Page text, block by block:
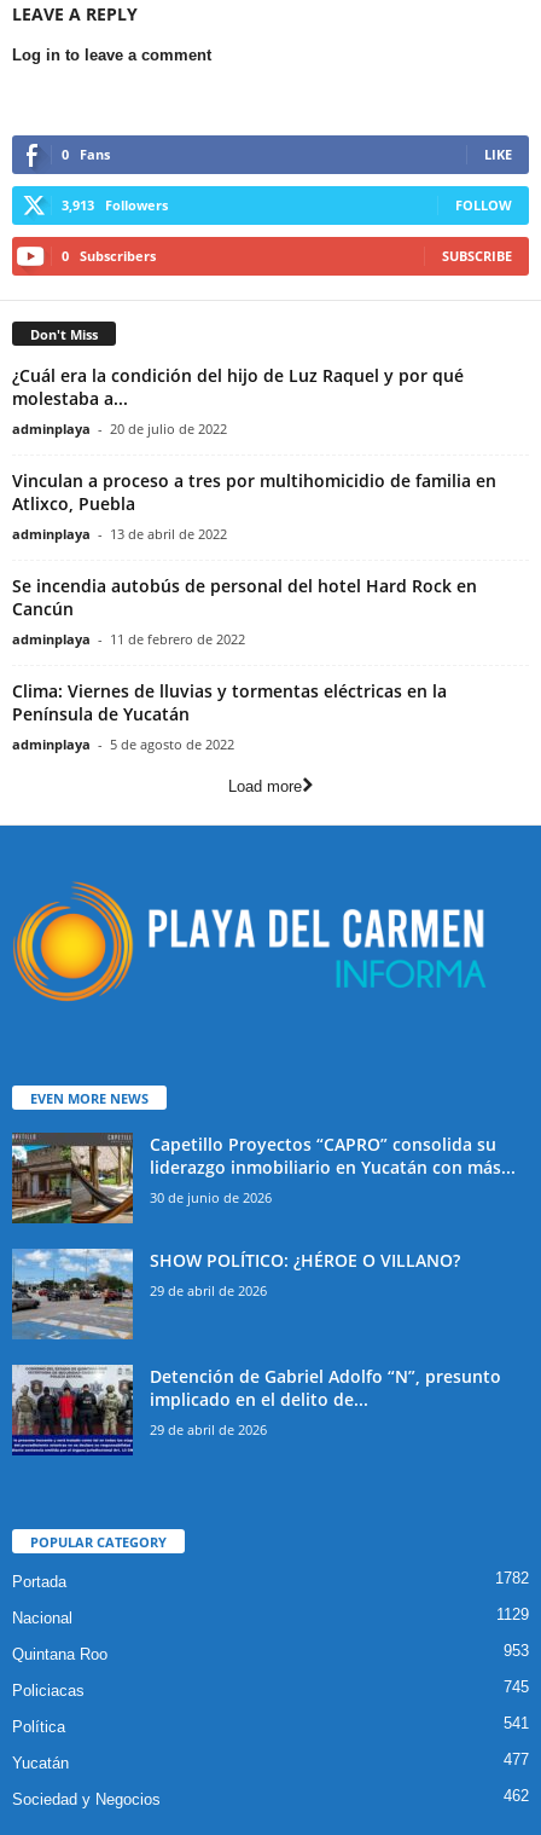
LEAVE A REPLY
Log in to leave a comment
0 Fans LIKE
3,913 Followers FOLLOW
0 Subscribers SUBSCRIBE
Don't Miss
¿Cuál era la condición del hijo de Luz Raquel y por qué
molestaba a...
adminplaya - 20 de julio de 2022
Vinculan a proceso a tres por multihomicidio de familia en
Atlixco, Puebla
adminplaya - 13 de abril de 2022
Se incendia autobús de personal del hotel Hard Rock en
Cancún
adminplaya - 11 de febrero de 2022
Clima: Viernes de lluvias y tormentas eléctricas en la
Península de Yucatán
adminplaya - 5 de agosto de 2022
Load more
EVEN MORE NEWS
Capetillo Proyectos “CAPRO” consolida su
liderazgo inmobiliario en Yucatán con más...
30 de junio de 2026
SHOW POLÍTICO: ¿HÉROE O VILLANO?
29 de abril de 2026
Detención de Gabriel Adolfo “N”, presunto
implicado en el delito de...
29 de abril de 2026
POPULAR CATEGORY
Portada 1782
Nacional 1129
Quintana Roo 953
Policiacas 745
Política 541
Yucatán 477
Sociedad y Negocios 462